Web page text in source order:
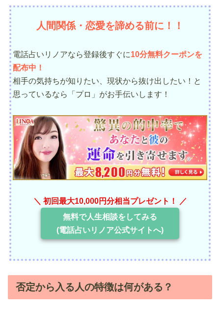
人間関係・恋愛を諦める前に！！
電話占いリノアなら登録後すぐに10分無料クーポンを
配布中！
相手の気持ちが知りたい、現状から抜け出したい！と
思っているなら「プロ」がお手伝いします！
＼ 初回最大10,000円分相当プレゼント！ ／
無料で人生相談をしてみる
(電話占いリノア公式サイトへ)
否定から入る人の特徴は何がある？